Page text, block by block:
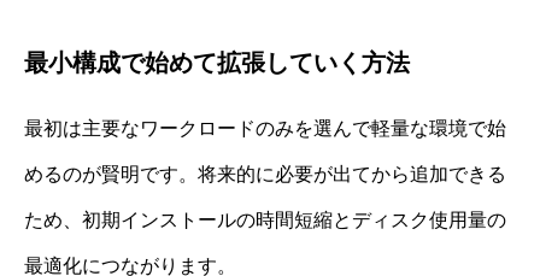
最小構成で始めて拡張していく方法
最初は主要なワークロードのみを選んで軽量な環境で始
めるのが賢明です。将来的に必要が出てから追加できる
ため、初期インストールの時間短縮とディスク使用量の
最適化につながります。